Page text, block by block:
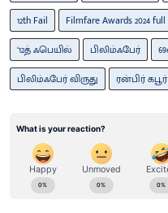
12th Fail
Filmfare Awards 2024
‘12த் ஃபெயில்
பிலிம்ஃபேர்
பிலிம்ஃபேர் விருது
ரன்பிர் கபூர்